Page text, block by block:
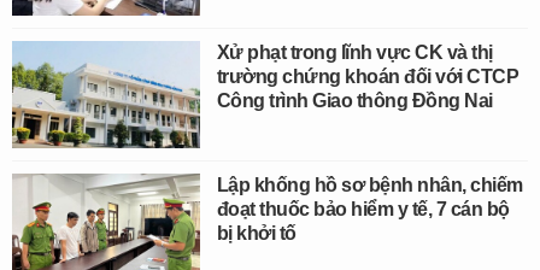
Xử phạt trong lĩnh vực CK và thị
trường chứng khoán đối với CTCP
Công trình Giao thông Đồng Nai
Lập khống hồ sơ bệnh nhân, chiếm
đoạt thuốc bảo hiểm y tế, 7 cán bộ
bị khởi tố